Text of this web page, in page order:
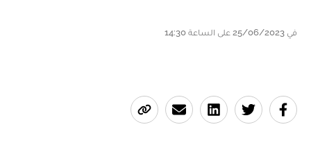
في 25/06/2023 على الساعة 14:30